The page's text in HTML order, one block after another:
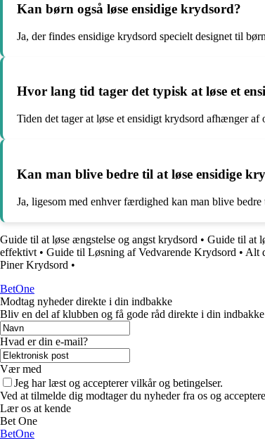
Kan børn også løse ensidige krydsord?
Ja, der findes ensidige krydsord specielt designet til
Hvor lang tid tager det typisk at løse et
Tiden det tager at løse et ensidigt krydsord afhænger
Kan man blive bedre til at løse ensidige
Ja, ligesom med enhver færdighed kan man blive
Guide til at løse ængstelse og angst krydsord • Guide til at
effektivt • Guide til Løsning af Vedvarende Krydsord • Alt
Piner Krydsord •
BetOne
Modtag nyheder direkte i din indbakke
Bliv en del af klubben og få gode råd direkte i din
Hvad er din e-mail?
Vær med
Jeg har læst og accepterer vilkår og betingelser.
Ved at tilmelde dig modtager du nyheder fra os og
Lær os at kende
Bet One
BetOne